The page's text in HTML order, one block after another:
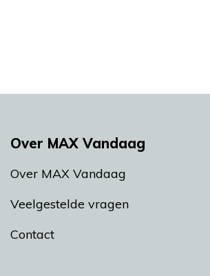
Over MAX Vandaag
Over MAX Vandaag
Veelgestelde vragen
Contact